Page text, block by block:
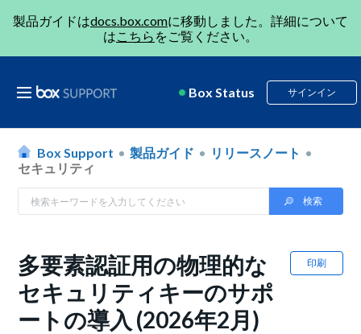
製品ガイドはdocs.box.comに移動しました。詳細について
はこちら をご覧ください。
Box Status サインイン
Box Support 製品ガイド
リリースノート
セキュリティ
印刷
多要素認証用の物理的な
セキュリティキーのサポ
ートの導入 (2026年2月)